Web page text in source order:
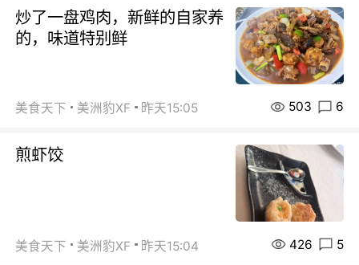
炒了一盘鸡肉，新鲜的自家养
的，味道特别鲜
美食天下 美洲豹XF 昨天15:05 503 6
煎虾饺
美食天下 美洲豹XF 昨天15:04 426 5